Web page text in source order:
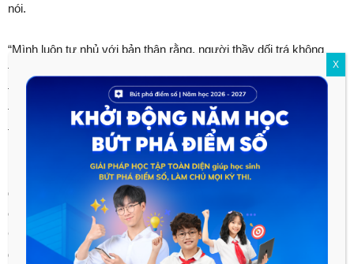
nói.
“Mình luôn tự nhủ với bản thân rằng, người thầy dối trá không
thể có những trò giỏi, trò ngoan. Phải tự tin, dám làm, dám dấn
thân, dám đặt mình vào khó khăn, thử thách thì mới có được
thành công. Quan trọng làm việc gì cũng cần có cái “tâm” –
thầy Hiền nhấn mạnh.
Ngồi tâm sự, thầy Hiền cũng kể rằng trong suốt bao nhiêu năm
đi dạy, thầy đã gặp các học trò với đủ mọi tính cách và hoàn
cảnh, nhưng có lẽ nhớ nhất vẫn là một học sinh nhà nghèo nọ.
Cha mẹ cậu ấy ở quê, nhưng vì hi sinh cho con, đã gói ghém
đồ đạc lên thủ đô. Lên Hà Nội thì gia đình cũng chỉ đủ tiền thuê
X